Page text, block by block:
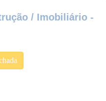
/ Imobiliário -